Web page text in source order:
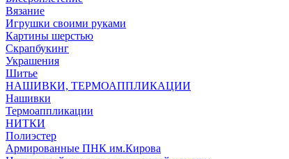
Вязание
Игрушки своими руками
Картины шерстью
Скрапбукинг
Украшения
Шитье
НАШИВКИ, ТЕРМОАППЛИКАЦИИ
Нашивки
Термоаппликации
НИТКИ
Полиэстер
Армированные ПНК им.Кирова